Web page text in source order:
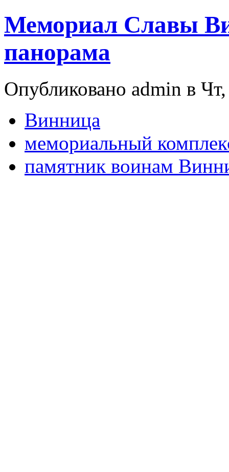
Мемориал Славы
панорама
Опубликовано admin в
Винница
мемориальный
памятник воинам